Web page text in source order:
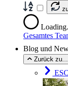
Gesamtes
Blog und
Zurück zu...